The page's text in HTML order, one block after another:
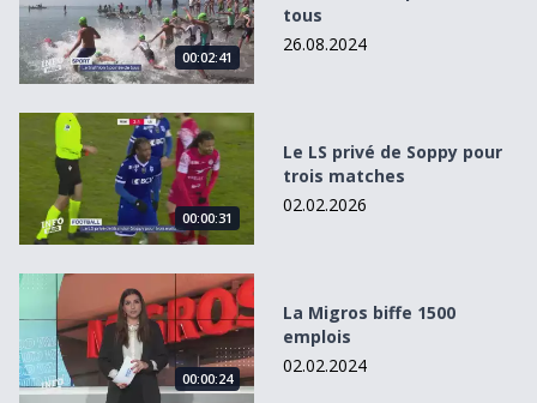
00:02:41
tous
26.08.2024
Le LS privé de Soppy pour trois matches
00:00:31
Le LS privé de Soppy pour
trois matches
02.02.2026
La Migros biffe 1500 emplois
00:00:24
La Migros biffe 1500
emplois
02.02.2024